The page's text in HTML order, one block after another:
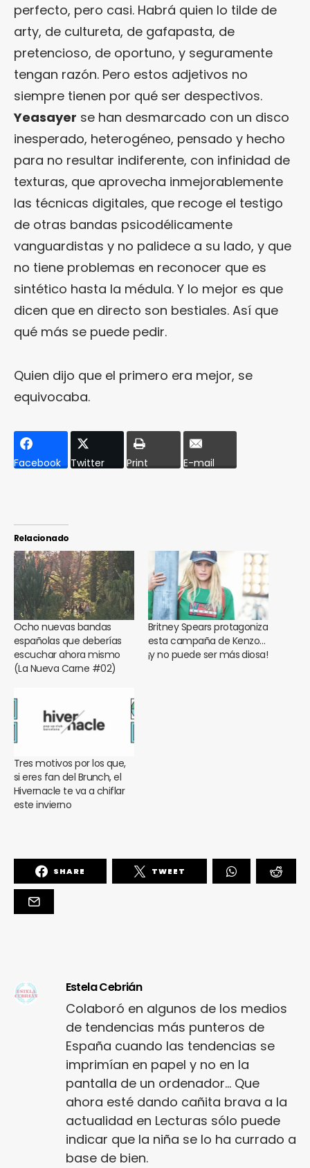
perfecto, pero casi. Habrá quien lo tilde de
arty, de cultureta, de gafapasta, de
pretencioso, de oportuno, y seguramente
tengan razón. Pero estos adjetivos no
siempre tienen por qué ser despectivos.
Yeasayer se han desmarcado con un disco
inesperado, heterogéneo, pensado y hecho
para no resultar indiferente, con infinidad de
texturas, que aprovecha inmejorablemente
las técnicas digitales, que recoge el testigo
de otras bandas psicodélicamente
vanguardistas y no palidece a su lado, y que
no tiene problemas en reconocer que es
sintético hasta la médula. Y lo mejor es que
dicen que en directo son bestiales. Así que
qué más se puede pedir.
Quien dijo que el primero era mejor, se
equivocaba.
Facebook Twitter Print E-mail
Relacionado
Ocho nuevas bandas
españolas que deberías
escuchar ahora mismo
(La Nueva Carne #02)
Britney Spears protagoniza
esta campaña de Kenzo…
¡y no puede ser más diosa!
Tres motivos por los que,
si eres fan del Brunch, el
Hivernacle te va a chiflar
este invierno
SHARE TWEET
Estela Cebrián
Colaboró en algunos de los medios
de tendencias más punteros de
España cuando las tendencias se
imprimían en papel y no en la
pantalla de un ordenador... Que
ahora esté dando cañita brava a la
actualidad en Lecturas sólo puede
indicar que la niña se lo ha currado a
base de bien.